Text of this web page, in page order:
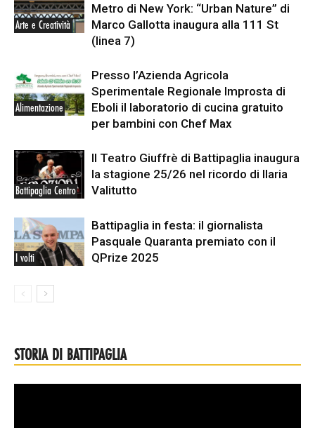
Arte e Creatività
Metro di New York: “Urban Nature” di
Marco Gallotta inaugura alla 111 St
(linea 7)
Alimentazione
Presso l’Azienda Agricola
Sperimentale Regionale Improsta di
Eboli il laboratorio di cucina gratuito
per bambini con Chef Max
Battipaglia Centro
Il Teatro Giuffrè di Battipaglia inaugura
la stagione 25/26 nel ricordo di Ilaria
Valitutto
I volti
Battipaglia in festa: il giornalista
Pasquale Quaranta premiato con il
QPrize 2025
STORIA DI BATTIPAGLIA